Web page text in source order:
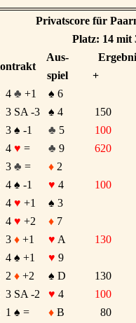
Privatscore für
Platz: 14 mit
Aus-
spiel +
4 ♣ +1 ♠ 6
3 SA -3 ♠ 4 150
3 ♠ -1 ♣ 5 100
4 ♥ = ♣ 9 620
3 ♣ = ♦2
4 ♠ -1 ♥ 4 100
4 ♥ +1 ♠ 3
4 ♥ +2 ♦7
3 ♦+1 ♥ A 130
4 ♠ +1 ♥ 9
2 ♦+2 ♠ D 130
3 SA -2 ♥ 4 100
1 ♠ = ♦B 80